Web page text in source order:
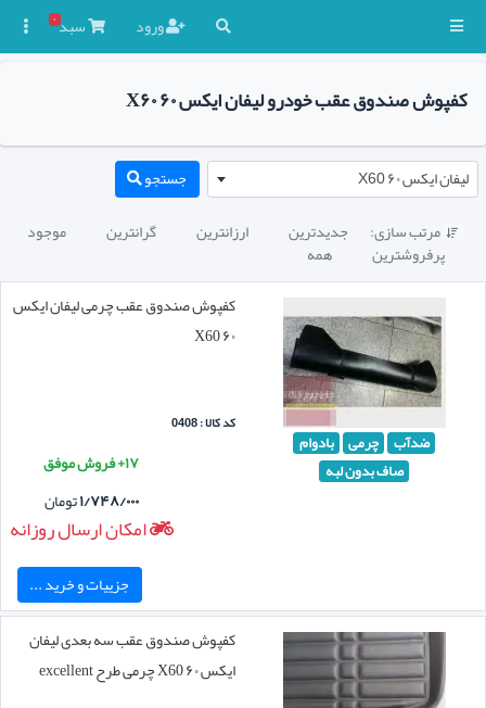
ورود سبد۰
کفپوش صندوق عقب خودرو لیفان ایکس ۶۰ X۶۰
لیفان ایکس ۶۰ X60 جستجو
 مرتب سازی: جدیدترین ارزانترین گرانترین موجود
پرفروشترین همه
ضدآب چرمی بادوام
صاف بدون لبه
کفپوش صندوق عقب چرمی لیفان ایکس
۶۰ X60
کد کالا : 0408
۱۷+ فروش موفق
۱/۷۴۸/۰۰۰تومان
امکان ارسال روزانه
جزییات و خرید ...
کفپوش صندوق عقب سه بعدی لیفان
ایکس ۶۰ X60 چرمی طرح excellent